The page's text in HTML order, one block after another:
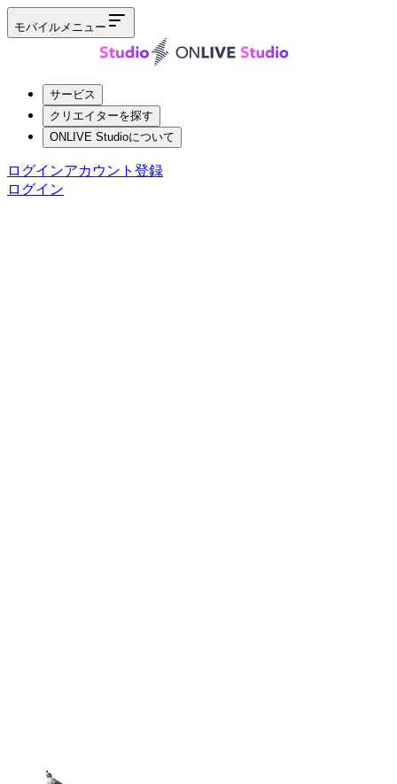
モバイルメニュー
サービス
クリエイターを探す
ONLIVE Studioについて
ログインアカウント登録
ログイン